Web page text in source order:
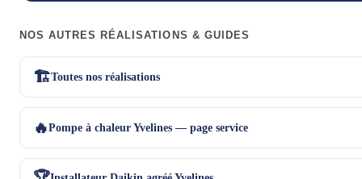
NOS AUTRES RÉALISATIONS & GUIDES
🏗️Toutes nos réalisations
🔥Pompe à chaleur Yvelines — page service